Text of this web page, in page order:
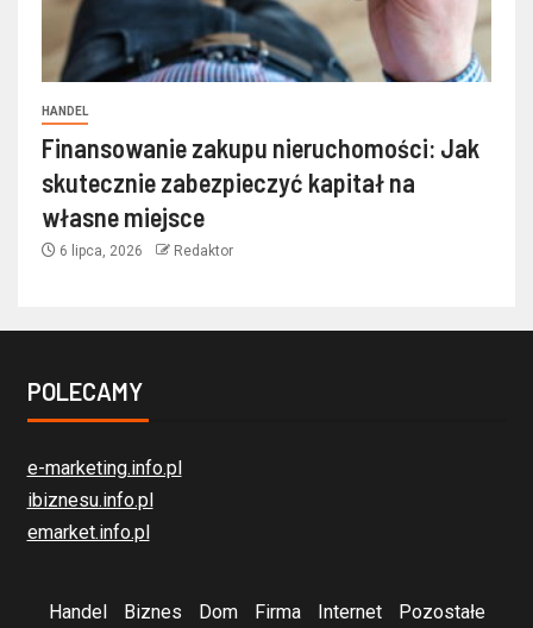
HANDEL
Finansowanie zakupu nieruchomości: Jak
skutecznie zabezpieczyć kapitał na
własne miejsce
6 lipca, 2026 Redaktor
POLECAMY
e-marketing.info.pl
ibiznesu.info.pl
emarket.info.pl
Handel Biznes Dom Firma Internet Pozostałe